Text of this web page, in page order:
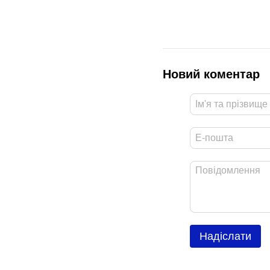
Новий коментар
Надіслати